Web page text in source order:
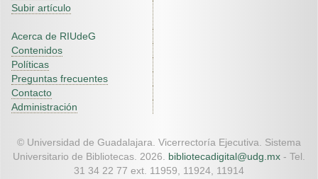
Subir artículo
Acerca de RIUdeG
Contenidos
Políticas
Preguntas frecuentes
Contacto
Administración
© Universidad de Guadalajara. Vicerrectoría Ejecutiva. Sistema
Universitario de Bibliotecas. 2026. bibliotecadigital@udg.mx - Tel.
31 34 22 77 ext. 11959, 11924, 11914